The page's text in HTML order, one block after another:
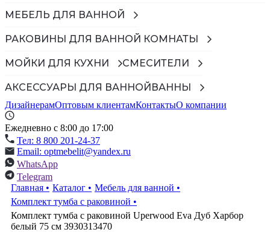
МЕБЕЛЬ ДЛЯ ВАННОЙ
РАКОВИНЫ ДЛЯ ВАННОЙ КОМНАТЫ
МОЙКИ ДЛЯ КУХНИ СМЕСИТЕЛИ
АКСЕССУАРЫ ДЛЯ ВАННОЙВАННЫ
ДизайнерамОптовым клиентамКонтактыО компании
Ежедневно с 8:00 до 17:00
Тел: 8 800 201-24-37
Email: optmebelit@yandex.ru
WhatsApp
Telegram
Главная • Каталог • Мебель для ванной •
Комплект тумба с раковиной •
Комплект тумба с раковиной Uperwood Eva Дуб Харбор
белый 75 см 3930313470